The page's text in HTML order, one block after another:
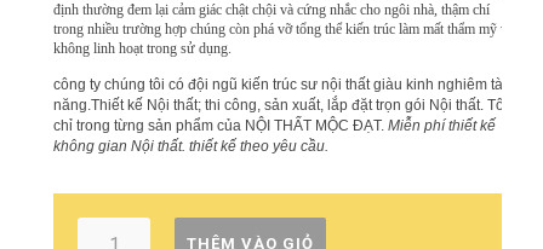
định thường đem lại cảm giác chật chội và cứng nhắc cho ngôi nhà, thậm chí
trong nhiều trường hợp chúng còn phá vỡ tổng thể kiến trúc làm mất thẩm mỹ và
không linh hoạt trong sử dụng.
công ty chúng tôi có đội ngũ kiến trúc sư nội thất giàu kinh nghiêm tài
năng.Thiết kế Nội thất; thi công, sản xuất, lắp đặt trọn gói Nội thất. Tôn
chỉ trong từng sản phẩm của NỘI THẤT MỘC ĐẠT. Miễn phí thiết kế
không gian Nội thất. thiết kế theo yêu cầu.
THÊM VÀO GIỎ